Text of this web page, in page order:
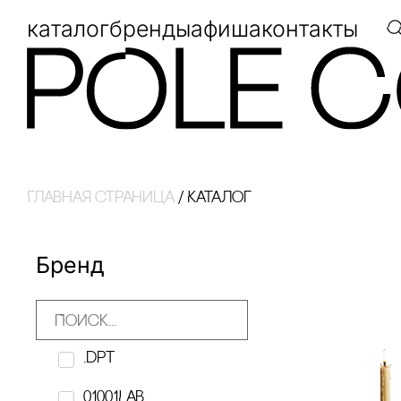
каталогбрендыафишаконтакты
Главная страница / Каталог
Бренд
.dpt